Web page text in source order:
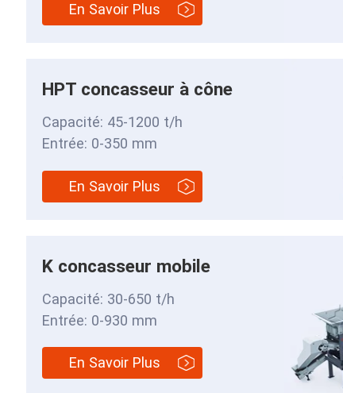
En Savoir Plus
HPT concasseur à cône
Capacité: 45-1200 t/h
Entrée: 0-350 mm
En Savoir Plus
K concasseur mobile
Capacité: 30-650 t/h
Entrée: 0-930 mm
En Savoir Plus